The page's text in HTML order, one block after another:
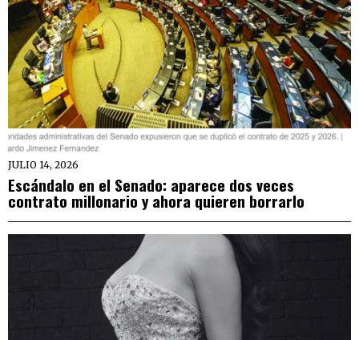
JULIO 14, 2026
Escándalo en el Senado: aparece dos veces
contrato millonario y ahora quieren borrarlo